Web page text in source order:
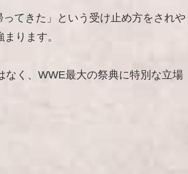
てきた」という受け止め方をされや
ります。
く、WWE最大の祭典に特別な立場